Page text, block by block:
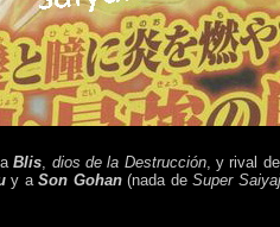
aBlis, dios de la Destrucción, y rival
y aSon Gohan(nada deSuper